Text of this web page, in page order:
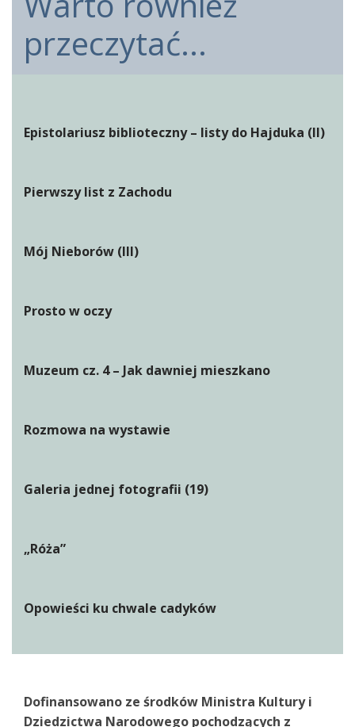
przeczytać...
Epistolariusz biblioteczny – listy do Hajduka (II)
Pierwszy list z Zachodu
Mój Nieborów (III)
Prosto w oczy
Muzeum cz. 4 – Jak dawniej mieszkano
Rozmowa na wystawie
Galeria jednej fotografii (19)
„Róża”
Opowieści ku chwale cadyków
Dofinansowano ze środków Ministra Kultury i
Dziedzictwa Narodowego pochodzących z